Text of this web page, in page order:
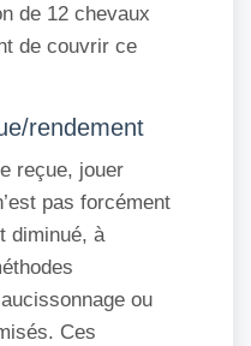
de 12 chevaux
de couvrir ce
rendement
reçue, jouer
pas forcément
diminué, à
ou
Ces